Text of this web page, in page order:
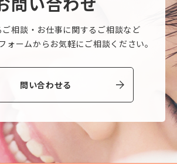
相談・ お仕事に関するご相談など
ォームからお気軽にご相談ください。
問い合わせる